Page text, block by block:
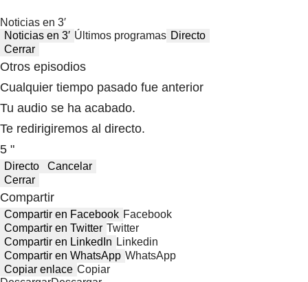
Noticias en 3′
Noticias en 3′ Últimos programas Directo
Cerrar
Otros episodios
Cualquier tiempo pasado fue anterior
Tu audio se ha acabado.
Te redirigiremos al directo.
5 "
Directo
Cancelar
Cerrar
Compartir
Compartir en Facebook Facebook
Compartir en Twitter Twitter
Compartir en LinkedIn Linkedin
Compartir en WhatsApp WhatsApp
Copiar enlace Copiar